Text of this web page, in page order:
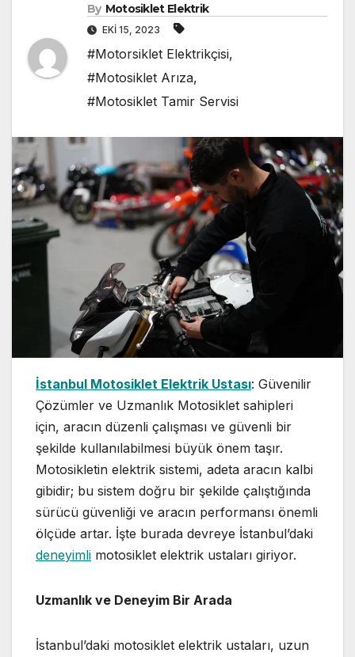
By Motosiklet Elektrik
EKI 15, 2023
#Motorsiklet Elektrikçisi,
#Motosiklet Arıza,
#Motosiklet Tamir Servisi
İstanbul Motosiklet Elektrik Ustası: Güvenilir
Çözümler ve Uzmanlık Motosiklet sahipleri
için, aracın düzenli çalışması ve güvenli bir
şekilde kullanılabilmesi büyük önem taşır.
Motosikletin elektrik sistemi, adeta aracın kalbi
gibidir; bu sistem doğru bir şekilde çalıştığında
sürücü güvenliği ve aracın performansı önemli
ölçüde artar. İşte burada devreye İstanbul’daki
deneyimli motosiklet elektrik ustaları giriyor.
Uzmanlık ve Deneyim Bir Arada
İstanbul’daki motosiklet elektrik ustaları, uzun